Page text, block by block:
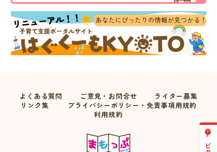
よくある質問 ご意見・お問合せ
ライター募集
リンク集
プライバシーポリシー・免責事項用規約
利用規約